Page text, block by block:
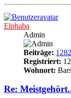
Elphaba
Admin
Beiträge:
Registriert:
Wohnort:
Re: